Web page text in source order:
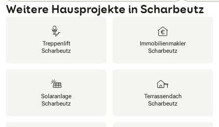
Weitere Hausprojekte in Scharbeutz
Treppenlift
Scharbeutz
Immobilienmakler
Scharbeutz
Solaranlage
Scharbeutz
Terrassendach
Scharbeutz